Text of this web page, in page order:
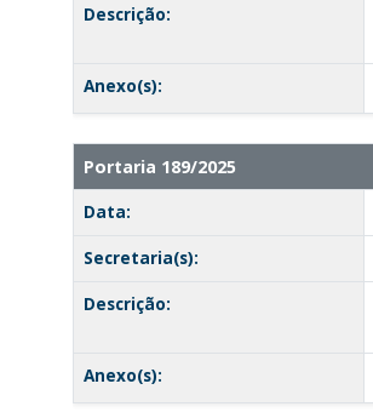
Descrição:
Anexo(s):
Portaria 189/2025
Data:
Secretaria(s):
Descrição:
Anexo(s):